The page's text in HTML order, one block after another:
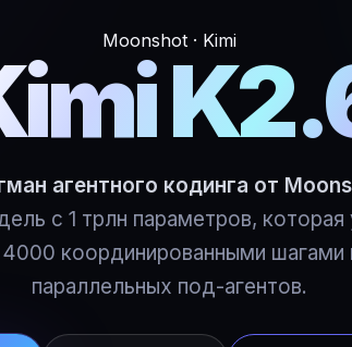
Moonshot · Kimi
агентного кодинга от
с 1 трлн параметров, которая
4000 координированными
параллельных под-агентов.